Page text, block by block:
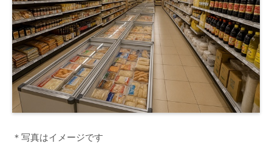
＊写真はイメージです